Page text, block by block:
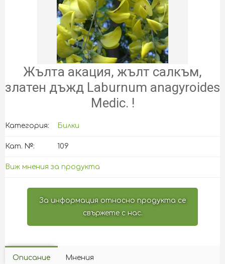
Жълта акация, жълт салкъм,
златен дъжд Laburnum anagyroides
Medic. !
Категория: Билки
Кат. №: 109
Виж мнения за продукта
За информация относно продукта се
свържете с нас.
Описание Мнения